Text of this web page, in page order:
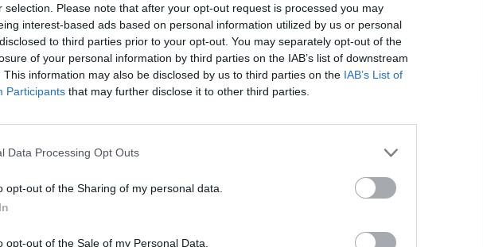
selection. Please note that after your opt-out request is processed you may
interest-based ads based on personal information utilized by us or personal
to third parties prior to your opt-out. You may separately opt-out of the
of your personal information by third parties on the IAB’s list of downstream
This information may also be disclosed by us to third parties on the IAB’s List of
Participants that may further disclose it to other third parties.
Data Processing Opt Outs
opt-out of the Sharing of my personal data.
opt-out of the Sale of my Personal Data.
per Bastoni in Nazionale
Lazio, Ratkov
scudi: poker
all'Ostiamare
19:54
Torino, la
Kulenovic e non
19:35